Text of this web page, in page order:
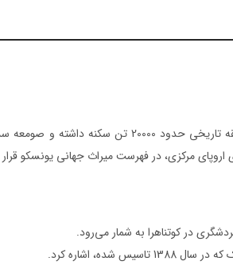
مرکزی، در فهرست میراث جهانی یونسکو
در کوتناهرا به شمار می‌رود.
اشاره کرد.